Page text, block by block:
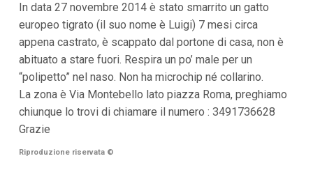
t
p
r
n
c
i
p
a
l
V
In data 27 novembre 2014 è stato smarrito un gatto
europeo tigrato (il suo nome è Luigi) 7 mesi circa
appena castrato, è scappato dal portone di casa, non è
abituato a stare fuori. Respira un po’ male per un
“polipetto” nel naso. Non ha microchip né collarino.
La zona è Via Montebello lato piazza Roma, preghiamo
chiunque lo trovi di chiamare il numero : 3491736628
Grazie
Riproduzione riservata ©